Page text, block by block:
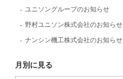
ユニソングループのお知らせ
野村ユニソン株式会社のお知らせ
ナンシン機工株式会社のお知らせ
月別に見る